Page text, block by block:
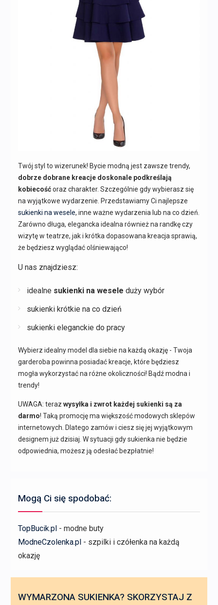
Twój styl to wizerunek! Bycie modną jest zawsze trendy,
dobrze dobrane kreacje doskonale podkreślają
kobiecośćoraz charakter. Szczególnie gdy wybierasz się
na wyjątkowe wydarzenie. Przedstawiamy Ci najlepsze
sukienki na wesele, inne ważne wydarzenia lub na co dzień.
Zarówno długa, elegancka idealna również na randkę czy
wizytę w teatrze, jak i krótka dopasowana kreacja sprawią,
że będziesz wyglądać olśniewająco!
U nas znajdziesz:
idealne sukienki na wesele duży wybór
sukienki krótkie na co dzień
sukienki eleganckie do pracy
Wybierz idealny model dla siebie na każdą okazję - Twoja
garderoba powinna posiadać kreacje, które będziesz
mogła wykorzystać na różne okoliczności! Bądź modna i
trendy!
UWAGA: teraz wysyłka i zwrot każdej sukienki są za
darmo! Taką promocję ma większość modowych sklepów
internetowych. Dlatego zamów i ciesz się jej wyjątkowym
designem już dzisiaj. W sytuacji gdy sukienka nie będzie
odpowiednia, możesz ją odesłać bezpłatnie!
Mogą Ci się spodobać:
TopBucik.pl - modne buty
ModneCzolenka.pl - szpilki i czółenka na każdą
okazję
WYMARZONA SUKIENKA? SKORZYSTAJ Z